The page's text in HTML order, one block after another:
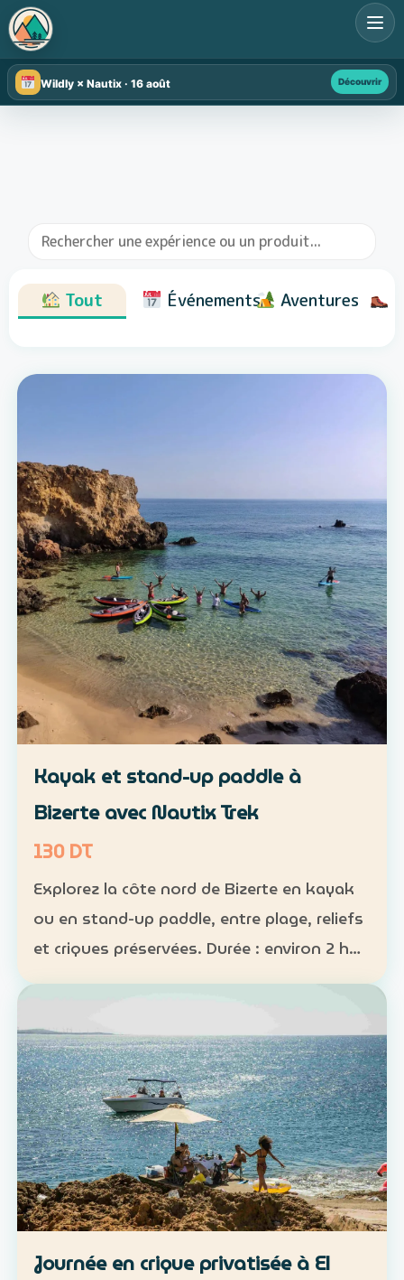
Wildly × Nautix · 16 août Découvrir
Tout Événements Aventures
Kayak et stand-up paddle à
Bizerte avec Nautix Trek
130 DT
Explorez la côte nord de Bizerte en kayak
ou en stand-up paddle, entre plage, reliefs
et criques préservées. Durée : environ 2 h
30 Distance : environ 5 km Niveau :
sortie …
Journée en crique privatisée à El